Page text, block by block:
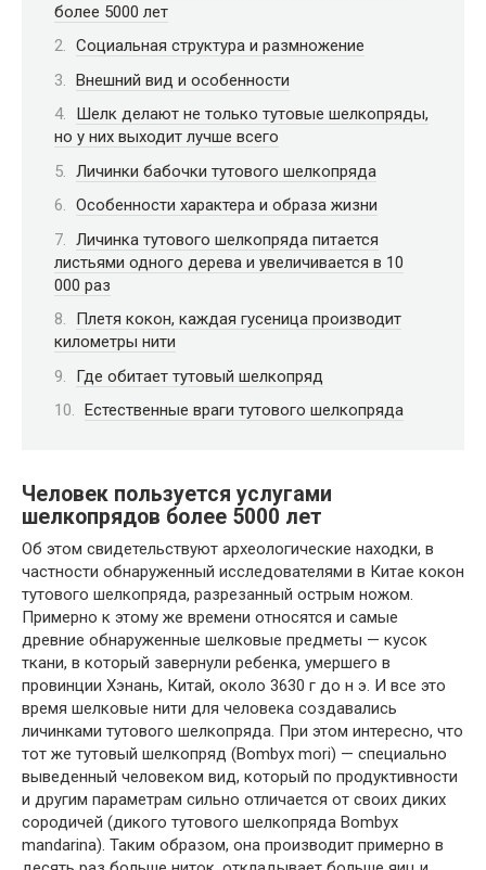
более 5000 лет
Социальная структура и размножение
Внешний вид и особенности
Шелк делают не только тутовые шелкопряды,
но у них выходит лучше всего
Личинки бабочки тутового шелкопряда
Особенности характера и образа жизни
Личинка тутового шелкопряда питается
листьями одного дерева и увеличивается в 10
000 раз
Плетя кокон, каждая гусеница производит
километры нити
Где обитает тутовый шелкопряд
Естественные враги тутового шелкопряда
Человек пользуется услугами
шелкопрядов более 5000 лет
Об этом свидетельствуют археологические находки, в
частности обнаруженный исследователями в Китае кокон
тутового шелкопряда, разрезанный острым ножом.
Примерно к этому же времени относятся и самые
древние обнаруженные шелковые предметы — кусок
ткани, в который завернули ребенка, умершего в
провинции Хэнань, Китай, около 3630 г до н э. И все это
время шелковые нити для человека создавались
личинками тутового шелкопряда. При этом интересно, что
тот же тутовый шелкопряд (Bombyx mori) — специально
выведенный человеком вид, который по продуктивности
и другим параметрам сильно отличается от своих диких
сородичей (дикого тутового шелкопряда Bombyx
mandarina). Таким образом, она производит примерно в